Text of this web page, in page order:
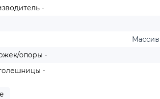
-
опоры -
-